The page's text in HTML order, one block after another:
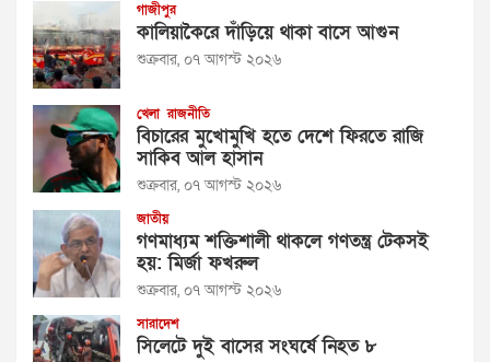
গাজীপুর
কালিয়াকৈরে দাঁড়িয়ে থাকা বাসে আগুন
শুক্রবার, ০৭ আগস্ট ২০২৬
খেলা রাজনীতি
বিচারের মুখোমুখি হতে দেশে ফিরতে রাজি
সাকিব আল হাসান
শুক্রবার, ০৭ আগস্ট ২০২৬
জাতীয়
গণমাধ্যম শক্তিশালী থাকলে গণতন্ত্র টেকসই
হয়: মির্জা ফখরুল
শুক্রবার, ০৭ আগস্ট ২০২৬
সারাদেশ
সিলেটে দুই বাসের সংঘর্ষে নিহত ৮